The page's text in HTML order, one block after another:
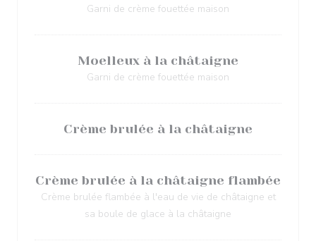
Garni de crème fouettée maison
Moelleux à la châtaigne
Garni de crème fouettée maison
Crème brulée à la châtaigne
Crème brulée à la châtaigne flambée
Crème brulée flambée à l'eau de vie de châtaigne et
sa boule de glace à la châtaigne